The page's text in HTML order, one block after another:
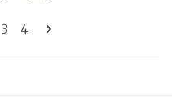
Pagina's
momenteel pagina
Pagina
3 Pagina
4